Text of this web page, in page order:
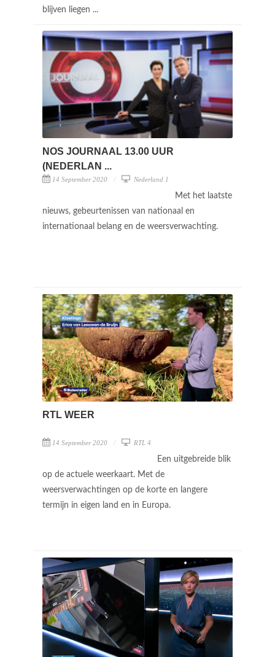
blijven liegen ...
NOS JOURNAAL 13.00 UUR
(NEDERLAN ...
14 September 2020 Nederland 1
Met het laatste
nieuws, gebeurtenissen van nationaal en
internationaal belang en de weersverwachting.
RTL WEER
14 September 2020 RTL 4
Een uitgebreide blik
op de actuele weerkaart. Met de
weersverwachtingen op de korte en langere
termijn in eigen land en in Europa.